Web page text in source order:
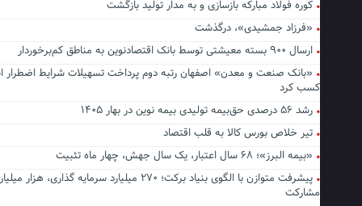
کوره فولاد مبارکه بازسازی و به مدار تولید بازگشت
«فرزاد جمشیدی»، درگذشت
ارسال ۹۰۰ بسته معیشتی توسط بانک اقتصادنوین به مناطق کم‌برخوردار
«بانک صنعت و معدن» اصفهان رتبه دوم پرداخت تسهیلات شرایط اضطرار
کسب کرد
رشد ۵۶ درصدی حق‌بیمه تولیدی بیمه نوین در بهار ۱۴۰۵
تیر خلاص بورس کالا به قلب اقتصاد
«بیمه البرز»؛ ۶۸ سال اعتبار، یک سال جهش، چهار ماه تثبیت
پیشرفت متوازن با الگوی بنیاد برکت؛ ۲۷۰ میلیارد سرمایه گذاری،
مشارکت